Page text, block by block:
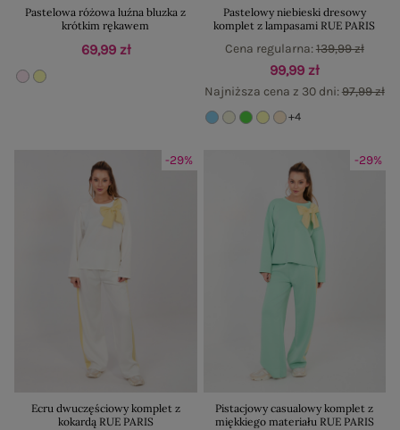
Pastelowa różowa luźna bluzka z
krótkim rękawem
69,99 zł
Pastelowy niebieski dresowy
komplet z lampasami RUE PARIS
99,99 zł
Najniższa cena z 30 dni:97,99 zł
Cena regularna:139,99 zł
+4
-29%
Ecru dwuczęściowy komplet z
kokardą RUE PARIS
-29%
Pistacjowy casualowy komplet z
miękkiego materiału RUE PARIS